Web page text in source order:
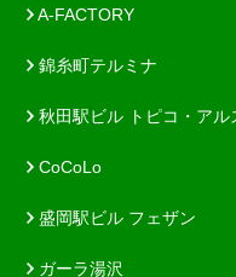
A-FACTORY
錦糸町テルミナ
秋田駅ビル トピコ・アル
CoCoLo
盛岡駅ビル フェザン
ガーラ湯沢